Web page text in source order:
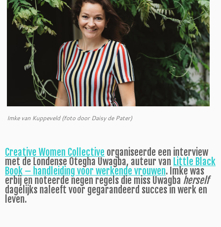
Imke van Kuppeveld (foto door Daisy de Pater)
Creative Women Collective organiseerde een interview
met de Londense Otegha Uwagba, auteur van Little Black
Book – handleiding voor werkende vrouwen. Imke was
erbij en noteerde negen regels die miss Uwagba herself
dagelijks naleeft voor gegarandeerd succes in werk en
leven.